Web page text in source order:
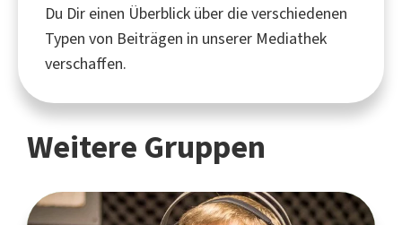
Du Dir einen Überblick über die verschiedenen
Typen von Beiträgen in unserer Mediathek
verschaffen.
Weitere Gruppen